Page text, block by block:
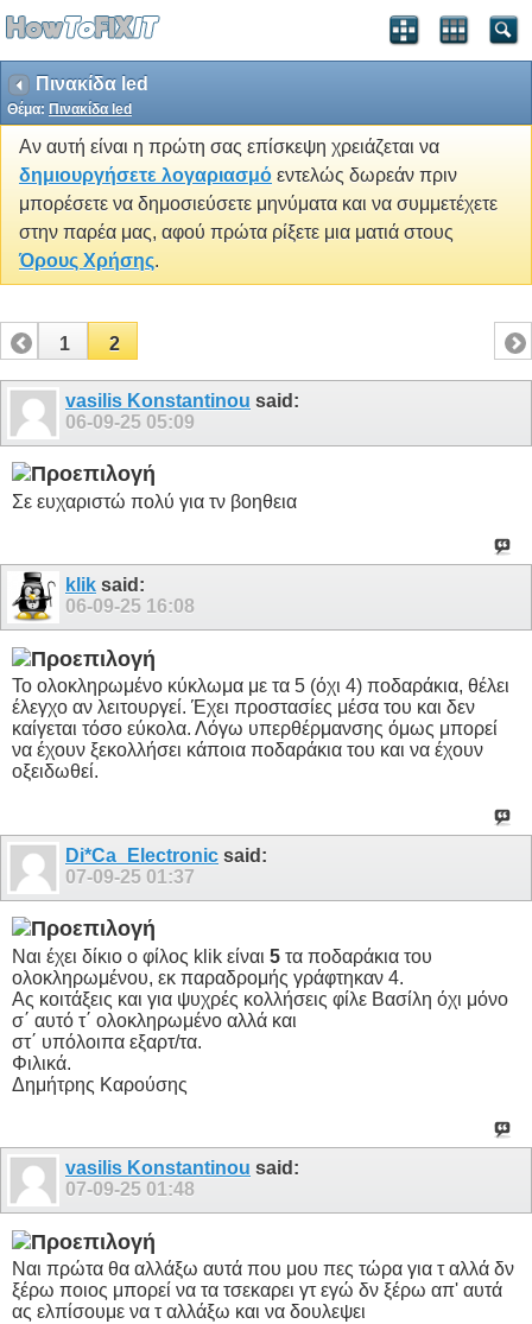
Πινακίδα led
Θέμα: Πινακίδα led
Αν αυτή είναι η πρώτη σας επίσκεψη χρειάζεται να
δημιουργήσετε λογαριασμό εντελώς δωρεάν πριν
μπορέσετε να δημοσιεύσετε μηνύματα και να συμμετέχετε
στην παρέα μας, αφού πρώτα ρίξετε μια ματιά στους
Όρους Χρήσης.
1 2
vasilis Konstantinou said:
06-09-25 05:09
Σε ευχαριστώ πολύ για τν βοηθεια
klik said:
06-09-25 16:08
Το ολοκληρωμένο κύκλωμα με τα 5 (όχι 4) ποδαράκια, θέλει
έλεγχο αν λειτουργεί. Έχει προστασίες μέσα του και δεν
καίγεται τόσο εύκολα. Λόγω υπερθέρμανσης όμως μπορεί
να έχουν ξεκολλήσει κάποια ποδαράκια του και να έχουν
οξειδωθεί.
Di*Ca_Electronic said:
07-09-25 01:37
Ναι έχει δίκιο ο φίλος klik είναι 5 τα ποδαράκια του
ολοκληρωμένου, εκ παραδρομής γράφτηκαν 4.
Ας κοιτάξεις και για ψυχρές κολλήσεις φίλε Βασίλη όχι μόνο
σ΄ αυτό τ΄ ολοκληρωμένο αλλά και
στ΄ υπόλοιπα εξαρτ/τα.
Φιλικά.
Δημήτρης Καρούσης
vasilis Konstantinou said:
07-09-25 01:48
Ναι πρώτα θα αλλάξω αυτά που μου πες τώρα για τ αλλά δν
ξέρω ποιος μπορεί να τα τσεκαρει γτ εγώ δν ξέρω απ' αυτά
ας ελπίσουμε να τ αλλάξω και να δουλεψει